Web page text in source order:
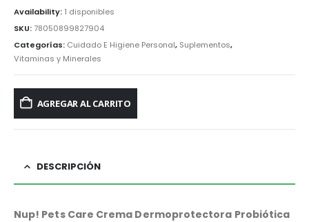
Availability: 1 disponibles
SKU:78050899827904
Categorías: Cuidado E Higiene Personal, Suplementos,
Vitaminas y Minerales
AGREGAR AL CARRITO
DESCRIPCIÓN
Nup! Pets Care Crema Dermoprotectora Probiótica